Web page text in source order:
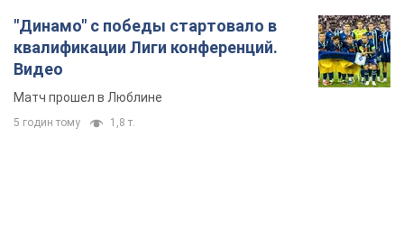
"Динамо" с победы стартовало в
квалификации Лиги конференций.
Видео
Матч прошел в Люблине
5 годин тому 1,8 т.